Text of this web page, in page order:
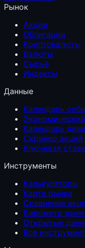
Рынок
Акции
Облигации
Криптовалюты
Валюты
Сырьё
Индексы
Данные
Календарь
Календарь
Скринер акций
Ключевая
Инструменты
Калькуляторы
Карта рынка
Сравнение
Барометр
Открытые
Все